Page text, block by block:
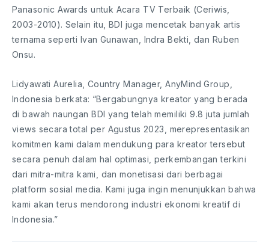
Panasonic Awards untuk Acara TV Terbaik (Ceriwis,
2003-2010). Selain itu, BDI juga mencetak banyak artis
ternama seperti Ivan Gunawan, Indra Bekti, dan Ruben
Onsu.
Lidyawati Aurelia, Country Manager, AnyMind Group,
Indonesia berkata: “Bergabungnya kreator yang berada
di bawah naungan BDI yang telah memiliki 9.8 juta jumlah
views secara total per Agustus 2023, merepresentasikan
komitmen kami dalam mendukung para kreator tersebut
secara penuh dalam hal optimasi, perkembangan terkini
dari mitra-mitra kami, dan monetisasi dari berbagai
platform sosial media. Kami juga ingin menunjukkan bahwa
kami akan terus mendorong industri ekonomi kreatif di
Indonesia.”